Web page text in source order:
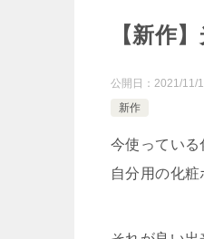
【新作
公開日： 2021/11/
新作
今使っている
自分用の化粧